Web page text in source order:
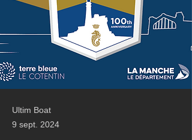
Ultim Boat
9 sept. 2024